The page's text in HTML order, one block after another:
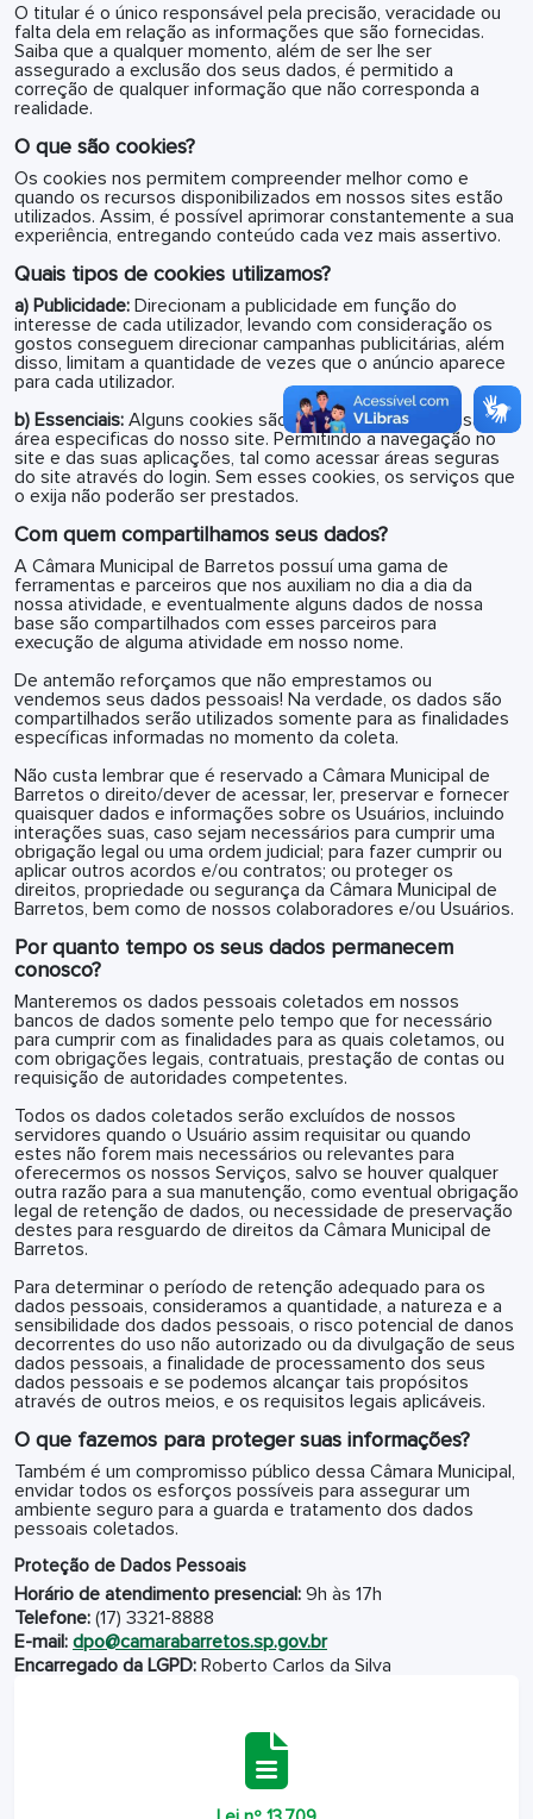
O titular é o único responsável pela precisão, veracidade ou
falta dela em relação as informações que são fornecidas.
Saiba que a qualquer momento, além de ser lhe ser
assegurado a exclusão dos seus dados, é permitido a
correção de qualquer informação que não corresponda a
realidade.
O que são cookies?
Os cookies nos permitem compreender melhor como e
quando os recursos disponibilizados em nossos sites estão
utilizados. Assim, é possível aprimorar constantemente a sua
experiência, entregando conteúdo cada vez mais assertivo.
Quais tipos de cookies utilizamos?
a) Publicidade: Direcionam a publicidade em função do
interesse de cada utilizador, levando com consideração os
gostos conseguem direcionar campanhas publicitárias, além
disso, limitam a quantidade de vezes que o anúncio aparece
para cada utilizador.
b) Essenciais: Alguns cookies são essenciais para acessar a
área especificas do nosso site. Permitindo a navegação no
site e das suas aplicações, tal como acessar áreas seguras
do site através do login. Sem esses cookies, os serviços que
o exija não poderão ser prestados.
Com quem compartilhamos seus dados?
A Câmara Municipal de Barretos possuí uma gama de
ferramentas e parceiros que nos auxiliam no dia a dia da
nossa atividade, e eventualmente alguns dados de nossa
base são compartilhados com esses parceiros para
execução de alguma atividade em nosso nome.
De antemão reforçamos que não emprestamos ou
vendemos seus dados pessoais! Na verdade, os dados são
compartilhados serão utilizados somente para as finalidades
específicas informadas no momento da coleta.
Não custa lembrar que é reservado a Câmara Municipal de
Barretos o direito/dever de acessar, ler, preservar e fornecer
quaisquer dados e informações sobre os Usuários, incluindo
interações suas, caso sejam necessários para cumprir uma
obrigação legal ou uma ordem judicial; para fazer cumprir ou
aplicar outros acordos e/ou contratos; ou proteger os
direitos, propriedade ou segurança da Câmara Municipal de
Barretos, bem como de nossos colaboradores e/ou Usuários.
Por quanto tempo os seus dados permanecem
conosco?
Manteremos os dados pessoais coletados em nossos
bancos de dados somente pelo tempo que for necessário
para cumprir com as finalidades para as quais coletamos, ou
com obrigações legais, contratuais, prestação de contas ou
requisição de autoridades competentes.
Todos os dados coletados serão excluídos de nossos
servidores quando o Usuário assim requisitar ou quando
estes não forem mais necessários ou relevantes para
oferecermos os nossos Serviços, salvo se houver qualquer
outra razão para a sua manutenção, como eventual obrigação
legal de retenção de dados, ou necessidade de preservação
destes para resguardo de direitos da Câmara Municipal de
Barretos.
Para determinar o período de retenção adequado para os
dados pessoais, consideramos a quantidade, a natureza e a
sensibilidade dos dados pessoais, o risco potencial de danos
decorrentes do uso não autorizado ou da divulgação de seus
dados pessoais, a finalidade de processamento dos seus
dados pessoais e se podemos alcançar tais propósitos
através de outros meios, e os requisitos legais aplicáveis.
O que fazemos para proteger suas informações?
Também é um compromisso público dessa Câmara Municipal,
envidar todos os esforços possíveis para assegurar um
ambiente seguro para a guarda e tratamento dos dados
pessoais coletados.
Proteção de Dados Pessoais
Horário de atendimento presencial: 9h às 17h
Telefone: (17) 3321-8888
E-mail: dpo@camarabarretos.sp.gov.br
Encarregado da LGPD: Roberto Carlos da Silva